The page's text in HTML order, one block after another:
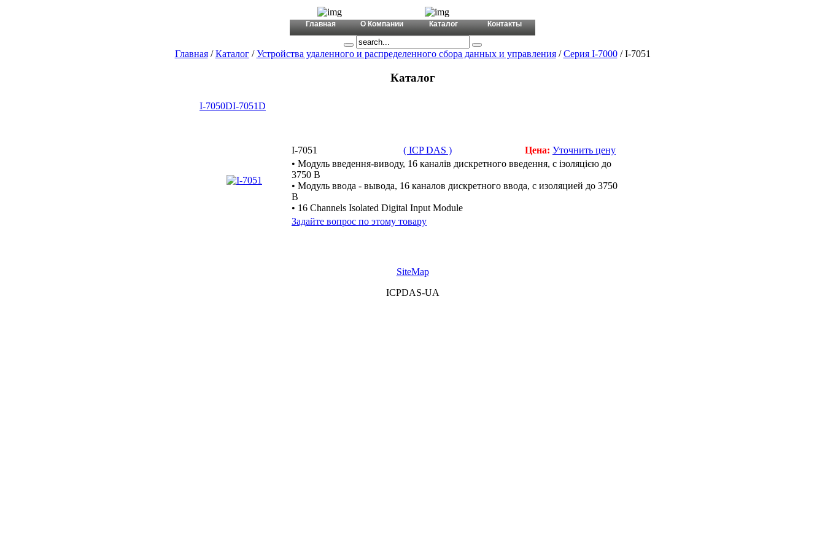
Главная О Компании Каталог Контакты
Главная/Каталог/Устройства удаленного и распределенного сбора данных и управления/Серия I-7000/ I-7051
Каталог
I-7050DI-7051D
I-7051 ( ICP DAS ) Цена: Уточнить цену
• Модуль введення-виводу, 16 каналів дискретного введення, c ізоляцією до
3750 В
• Модуль ввода - вывода, 16 каналов дискретного ввода, c изоляцией до 3750
В
• 16 Channels Isolated Digital Input Module
Задайте вопрос по этому товару
SiteMap
ICPDAS-UA